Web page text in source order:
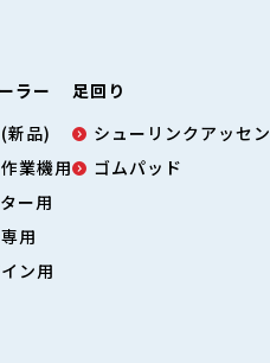
ラー
新品)
業機用
ー用
用
ン用
足回り
シューリンクアッセン
ゴムパッド